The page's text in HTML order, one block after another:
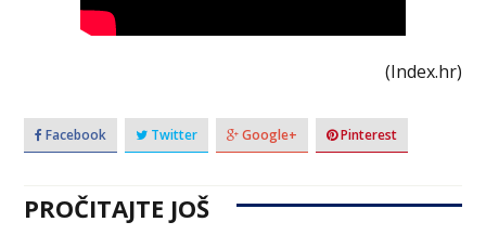
(Index.hr)
Facebook Twitter Google+ Pinterest
PROČITAJTE JOŠ